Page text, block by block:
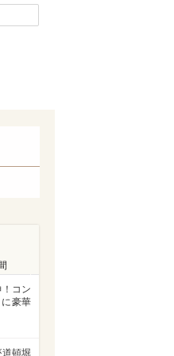
コン
豪華
道頓堀